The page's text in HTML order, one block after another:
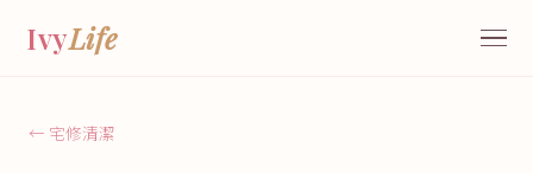
IvyLife
← 宅修清潔